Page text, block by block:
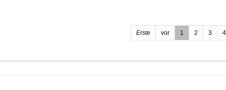
Erste vor 1 2 3 4